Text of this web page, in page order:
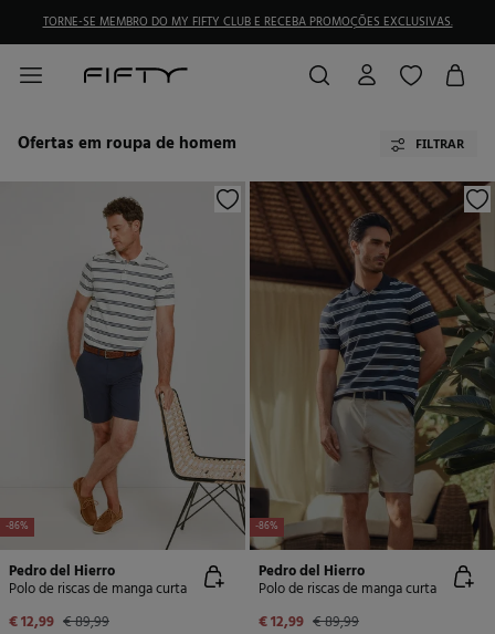
TORNE-SE MEMBRO DO MY FIFTY CLUB E RECEBA PROMOÇÕES EXCLUSIVAS.
Ofertas em roupa de homem FILTRAR
-86%
Pedro del Hierro
Polo de riscas de manga curta
€ 12,99 € 89,99
-86%
Pedro del Hierro
Polo de riscas de manga curta
€ 12,99 € 89,99